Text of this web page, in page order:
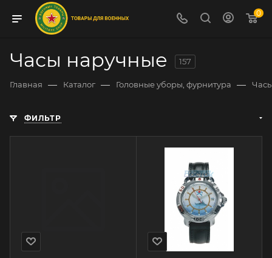
0
Часы наручные 157
Главная — Каталог — Головные уборы, фурнитура —
ФИЛЬТР